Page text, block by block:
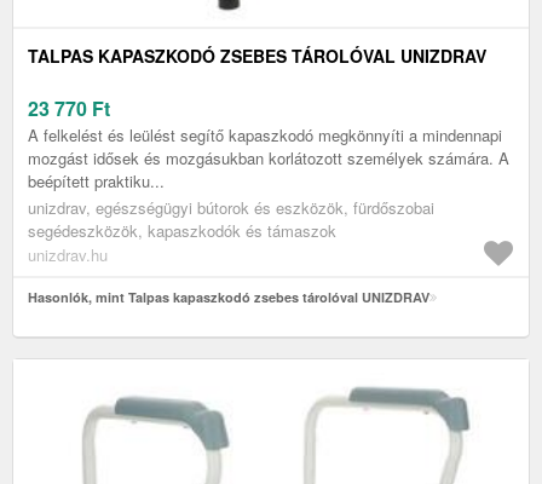
TALPAS KAPASZKODÓ ZSEBES TÁROLÓVAL UNIZDRAV
23 770 Ft
A felkelést és leülést segítő kapaszkodó megkönnyíti a mindennapi
mozgást idősek és mozgásukban korlátozott személyek számára. A
beépített praktiku...
unizdrav, egészségügyi bútorok és eszközök, fürdőszobai
segédeszközök, kapaszkodók és támaszok
unizdrav.hu
Hasonlók, mint Talpas kapaszkodó zsebes tárolóval UNIZDRAV